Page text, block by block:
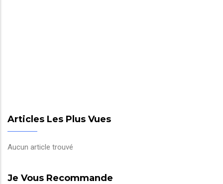
Articles Les Plus Vues
Aucun article trouvé
Je Vous Recommande